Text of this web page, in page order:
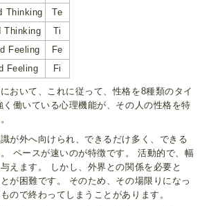
Thinking
Te
Thinking
Ti
Feeling
Fe
Feeling Fi
おいて、これに従って、性格を8種類のタイ
働いている心理機能が、その人の性格を特
が外へ向けられ、できるだけ多く、できる
ペースが速いのが特徴です。 活動的で、幅
えます。 しかし、外界との関係を必要と
が困難です。 そのため、その場限りになっ
ので終わってしまうことがあります。